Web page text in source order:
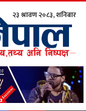
२३ श्रावण २०८३, शनिबार